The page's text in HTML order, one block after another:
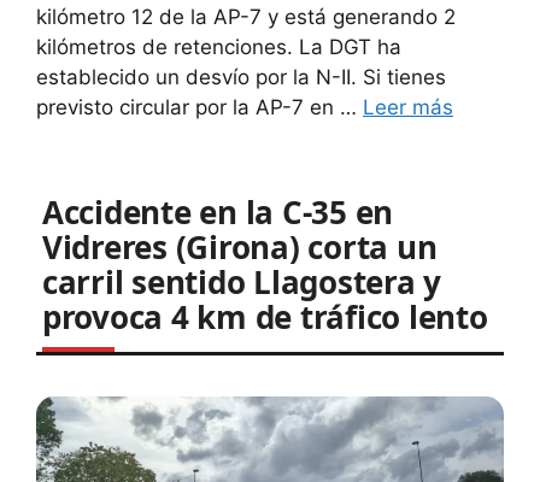
kilómetro 12 de la AP-7 y está generando 2
kilómetros de retenciones. La DGT ha
establecido un desvío por la N-II. Si tienes
previsto circular por la AP-7 en … Leer más
Accidente en la C-35 en
Vidreres (Girona) corta un
carril sentido Llagostera y
provoca 4 km de tráfico lento